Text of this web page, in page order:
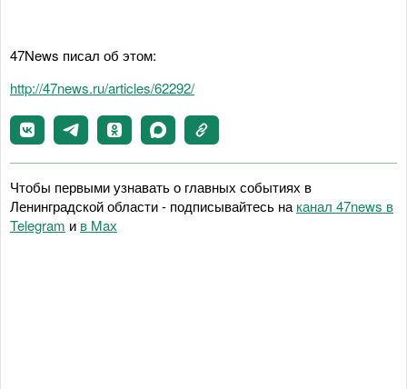
47News писал об этом:
http://47news.ru/articles/62292/
Чтобы первыми узнавать о главных событиях в
Ленинградской области - подписывайтесь на канал 47news в
Telegram и в Maх